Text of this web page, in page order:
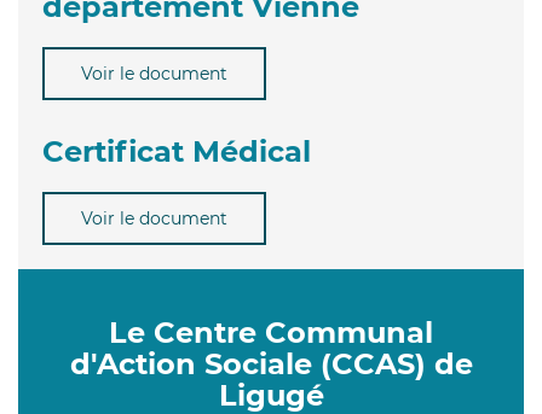
Voir le document
Certificat Médical
Voir le document
Le Centre Communal
d'Action Sociale (CCAS) de
Ligugé